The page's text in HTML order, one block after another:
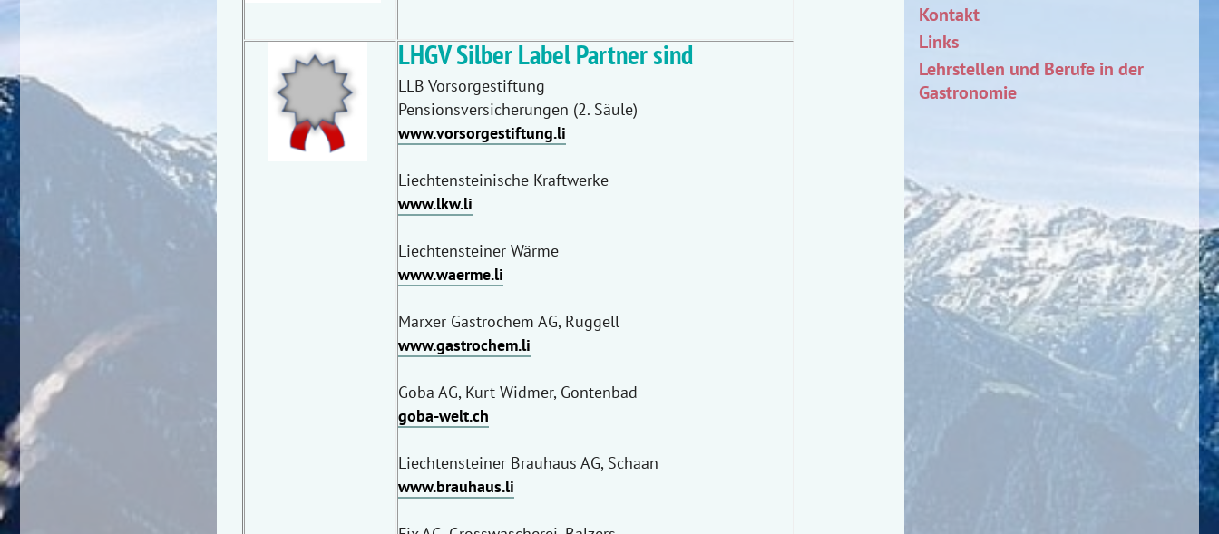
LHGV Silber Label Partner sind
LLB Vorsorgestiftung
Pensionsversicherungen (2. Säule)
www.vorsorgestiftung.li
Liechtensteinische Kraftwerke
www.lkw.li
Liechtensteiner Wärme
www.waerme.li
Marxer Gastrochem AG, Ruggell
www.gastrochem.li
Goba AG, Kurt Widmer, Gontenbad
goba-welt.ch
Liechtensteiner Brauhaus AG, Schaan
www.brauhaus.li
Kontakt
Links
Lehrstellen und Berufe in der
Gastronomie